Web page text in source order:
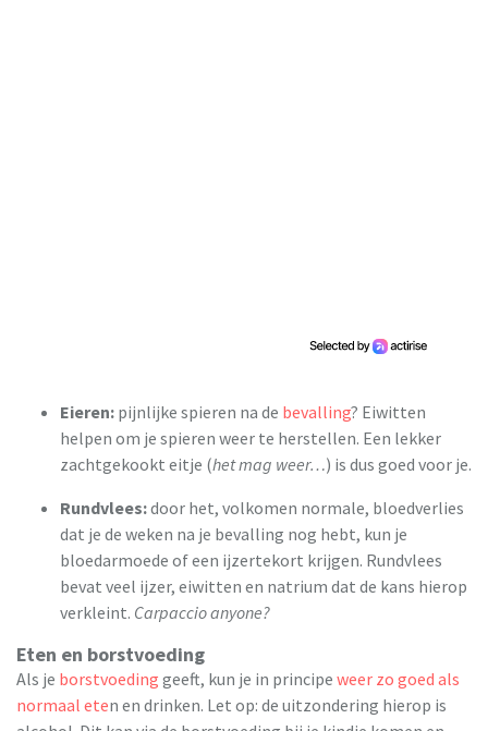
Eieren: pijnlijke spieren na de bevalling? Eiwitten
helpen om je spieren weer te herstellen. Een lekker
zachtgekookt eitje (het mag weer…) is dus goed voor je.
Rundvlees:door het, volkomen normale, bloedverlies
dat je de weken na je bevalling nog hebt, kun je
bloedarmoede of een ijzertekort krijgen. Rundvlees
bevat veel ijzer, eiwitten en natrium dat de kans hierop
verkleint. Carpaccio anyone?
Eten en borstvoeding
Als je borstvoeding geeft, kun je in principe weer zo goed als
normaal eten en drinken. Let op: de uitzondering hierop is